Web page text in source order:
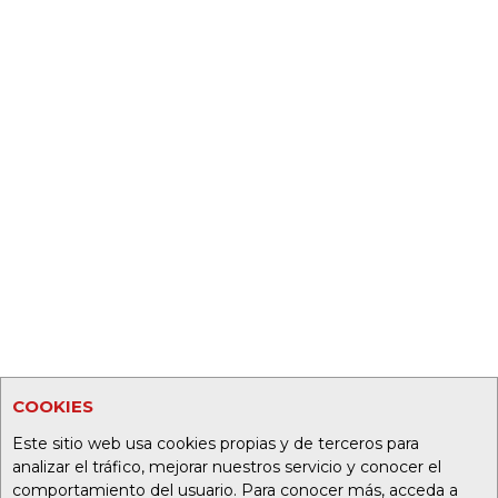
COOKIES
Este sitio web usa cookies propias y de terceros para
analizar el tráfico, mejorar nuestros servicio y conocer el
comportamiento del usuario. Para conocer más, acceda a